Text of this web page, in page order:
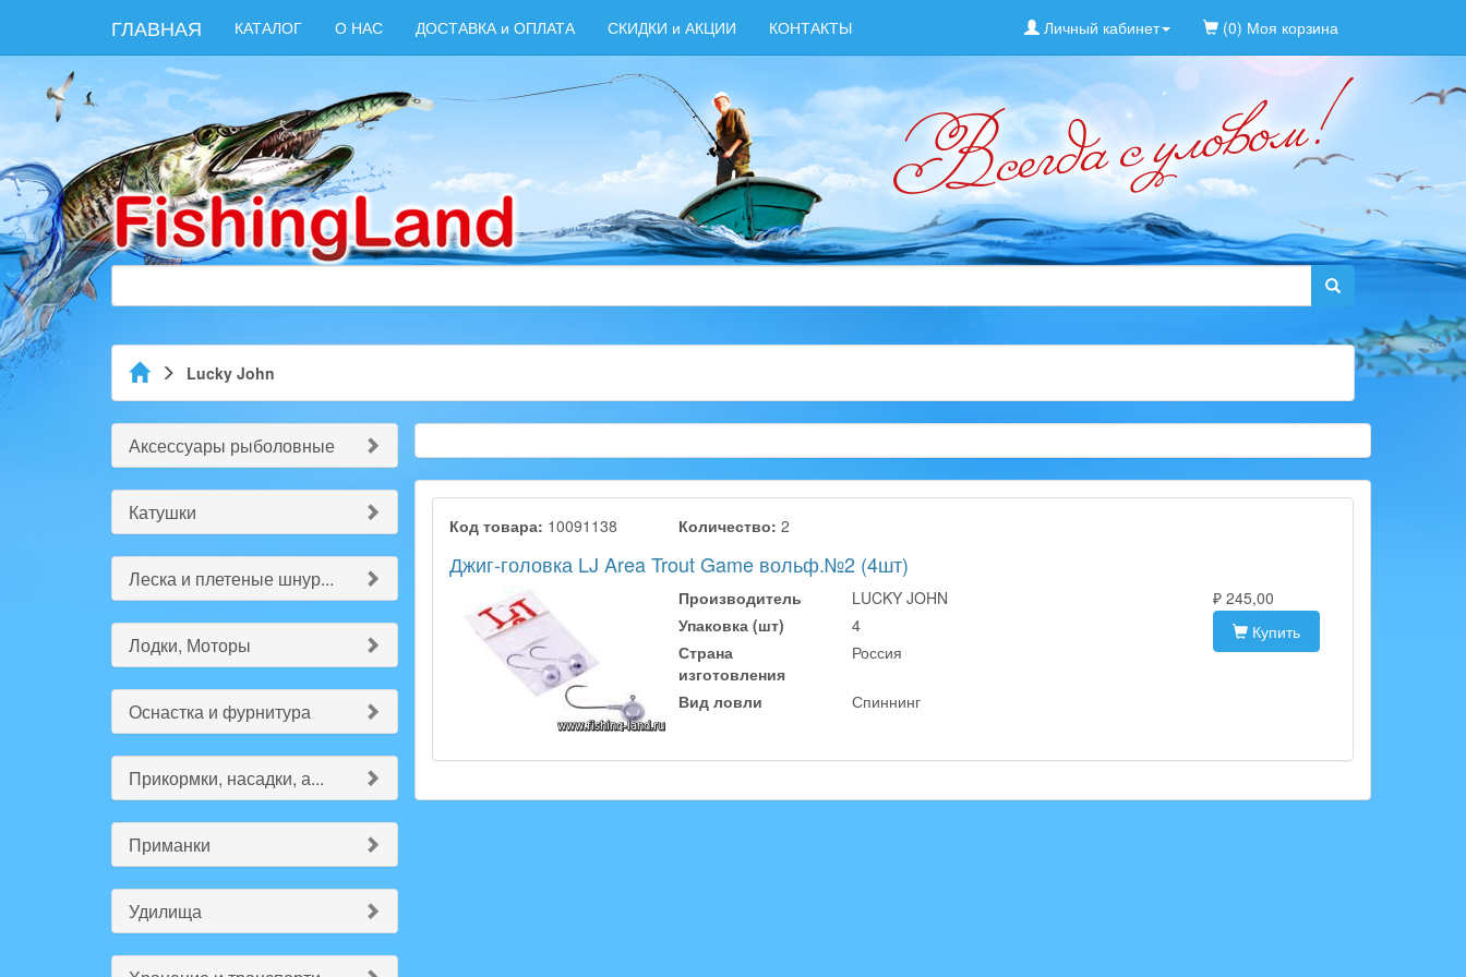
ГЛАВНАЯ КАТАЛОГ О НАС ДОСТАВКА и ОПЛАТА СКИДКИ и АКЦИИ КОНТАКТЫ Личный кабинет (0) Моя корзина
Lucky John
Аксессуары рыболовные
Катушки
Леска и плетеные шнур...
Лодки, Моторы
Оснастка и фурнитура
Прикормки, насадки, а...
Приманки
Удилища
Код товара: 10091138 Количество: 2
Джиг-головка LJ Area Trout Game вольф.№2 (4шт)
Производитель
LUCKY JOHN
Упаковка (шт)
4
Страна
изготовления
Россия
Вид ловли Спиннинг
₽ 245,00
Купить